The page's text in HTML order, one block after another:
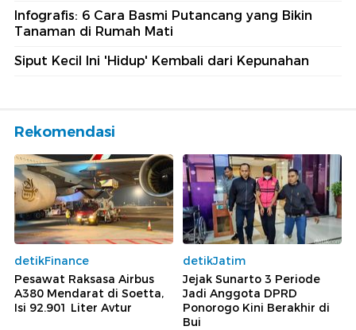
Infografis: 6 Cara Basmi Putancang yang Bikin
Tanaman di Rumah Mati
Siput Kecil Ini 'Hidup' Kembali dari Kepunahan
Rekomendasi
detikFinance
Pesawat Raksasa Airbus
A380 Mendarat di Soetta,
Isi 92.901 Liter Avtur
detikJatim
Jejak Sunarto 3 Periode
Jadi Anggota DPRD
Ponorogo Kini Berakhir di
Bui